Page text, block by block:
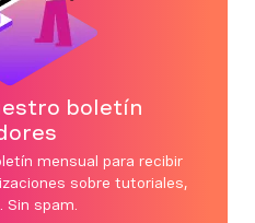
boletín
mensual para recibir
sobre tutoriales,
spam.